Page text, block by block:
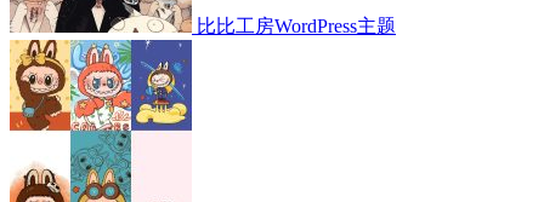
比比工房WordPress主题